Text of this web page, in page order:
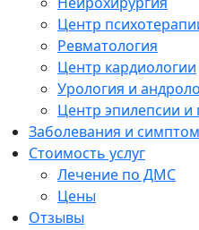
Центр
Ревматология
Центр кардиологии
Урология и
Центр эпилепсии и
Заболевания и
Стоимость услуг
Лечение по ДМС
Цены
Отзывы